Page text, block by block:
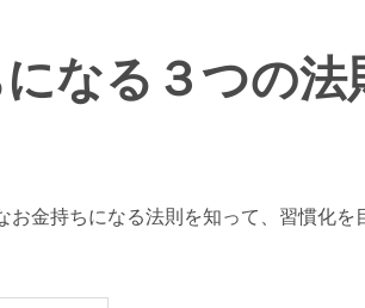
なる３つの法
金持ちになる法則を知って、習慣化を